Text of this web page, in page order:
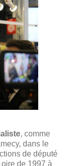
, comme
dans le
de député
de 1997 à